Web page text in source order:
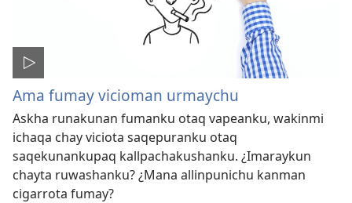
Ama fumay vicioman urmaychu
Askha runakunan fumanku otaq vapeanku, wakinmi
ichaqa chay viciota saqepuranku otaq
saqekunankupaq kallpachakushanku. ¿Imaraykun
chayta ruwashanku? ¿Mana allinpunichu kanman
cigarrota fumay?